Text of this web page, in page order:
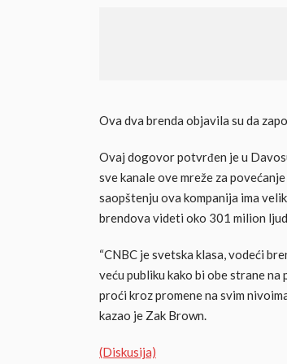
Ova dva brenda objavila su da
Ovaj dogovor potvrđen je u
sve kanale ove mreže za
saopštenju ova kompanija ima
brendova videti oko 301 milion
“CNBC je svetska klasa, vodeći
veću publiku kako bi obe strane
proći kroz promene na svim
kazao je Zak Brown.
(Diskusija)